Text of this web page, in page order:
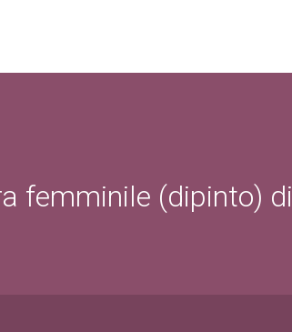
femminile (dipinto) di